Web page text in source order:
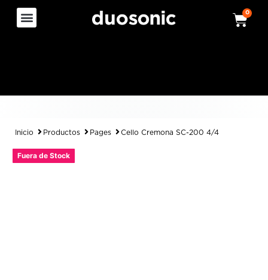
0
Inicio Productos Pages Cello Cremona SC-200 4/4
Fuera de Stock